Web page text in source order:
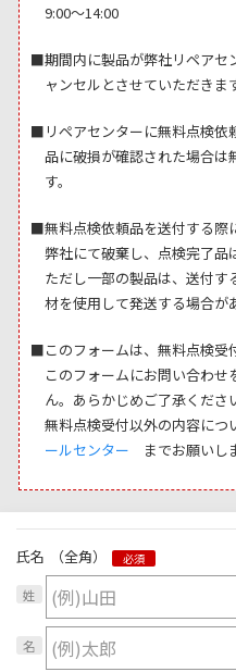
9:00～14:00
■期間内に製品が弊社リペアセ
ャンセルとさせていただきます
■リペアセンターに無料点検依
品に破損が確認された場合は
す。
■無料点検依頼品を送付する際
弊社にて破棄し、点検完了品
ただし一部の製品は、送付
材を使用して発送する場合が
■このフォームは、無料点検受
このフォームにお問い合わ
ん。あらかじめご了承くださ
無料点検受付以外の内容につ
ールセンター までお願いし
氏名 （全角） 必須
姓
名